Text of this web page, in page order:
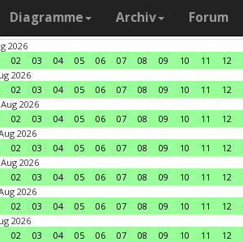
Diagramme Archiv Forum
2026
02 03 04 05 06 07 08 09 10 11 12
2026
02 03 04 05 06 07 08 09 10 11 12
2026
02 03 04 05 06 07 08 09 10 11 12
2026
02 03 04 05 06 07 08 09 10 11 12
2026
02 03 04 05 06 07 08 09 10 11 12
2026
02 03 04 05 06 07 08 09 10 11 12
2026
02 03 04 05 06 07 08 09 10 11 12